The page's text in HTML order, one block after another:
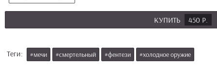
КУПИТЬ 450 Р.
Теги: #мечи #смертельный #фентези #холодное оружие